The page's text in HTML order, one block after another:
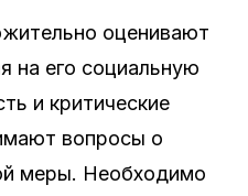
оценивают
на его социальную
и критические
вопросы о
меры. Необходимо